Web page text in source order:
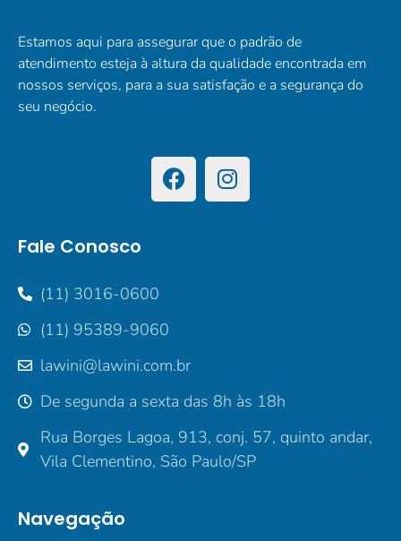
Estamos aqui para assegurar que o padrão de
atendimento esteja à altura da qualidade encontrada em
nossos serviços, para a sua satisfação e a segurança do
seu negócio.
Fale Conosco
(11) 3016-0600
(11) 95389-9060
lawini@lawini.com.br
De segunda a sexta das 8h às 18h
Rua Borges Lagoa, 913, conj. 57, quinto andar,
Vila Clementino, São Paulo/SP
Navegação